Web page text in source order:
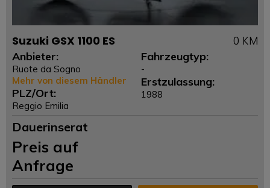
Suzuki GSX 1100 ES 0 KM
Anbieter:
Ruote da Sogno
Mehr von diesem Händler
PLZ/Ort:
Reggio Emilia
Fahrzeugtyp:
-
Erstzulassung:
1988
Dauerinserat
Preis auf
Anfrage